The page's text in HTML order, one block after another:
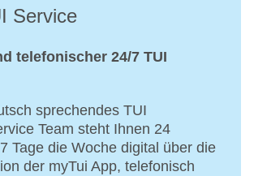
Service
telefonischer 24/7 TUI
sprechendes TUI
Team steht Ihnen 24
Tage die Woche digital über die
der myTui App, telefonisch